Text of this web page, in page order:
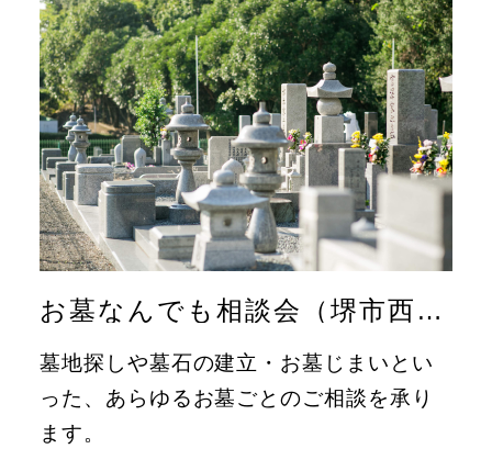
お墓なんでも相談会（堺市西区）
墓地探しや墓石の建立・お墓じまいとい
った、あらゆるお墓ごとのご相談を承り
ます。